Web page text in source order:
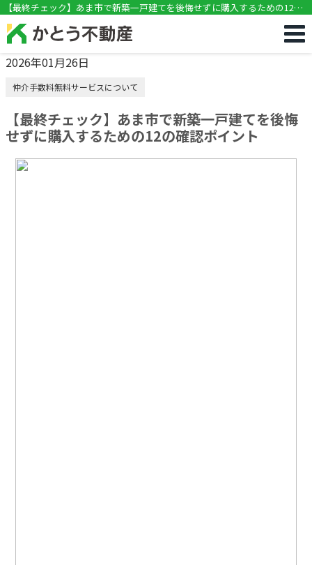
!DOCTYPE html>
【最終チェック】あま市で新築一戸建てを後悔せずに購入するための12の
確認ポイント
2026年01月26日
仲介手数料無料サービスについて
【最終チェック】あま市で新築一戸建てを後悔
せずに購入するための12の確認ポイント